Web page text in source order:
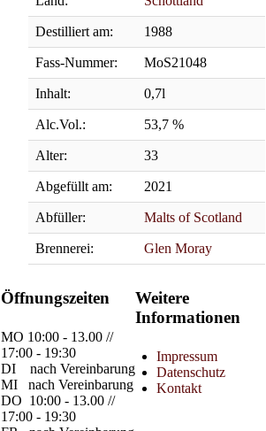
Destilliert am: 1988
Fass-Nummer: MoS21048
Inhalt: 0,7l
Alc.Vol.: 53,7 %
Alter: 33
Abgefüllt am: 2021
Abfüller: Malts of Scotland
Brennerei: Glen Moray
Öffnungszeiten
MO 10:00 - 13.00 //
17:00 - 19:30
DI
nach Vereinbarung
MI
nach Vereinbarung
DO 10:00 - 13.00 //
17:00 - 19:30
Weitere
Informationen
Impressum
Datenschutz
Kontakt